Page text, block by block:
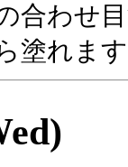
合わせ
塗れま